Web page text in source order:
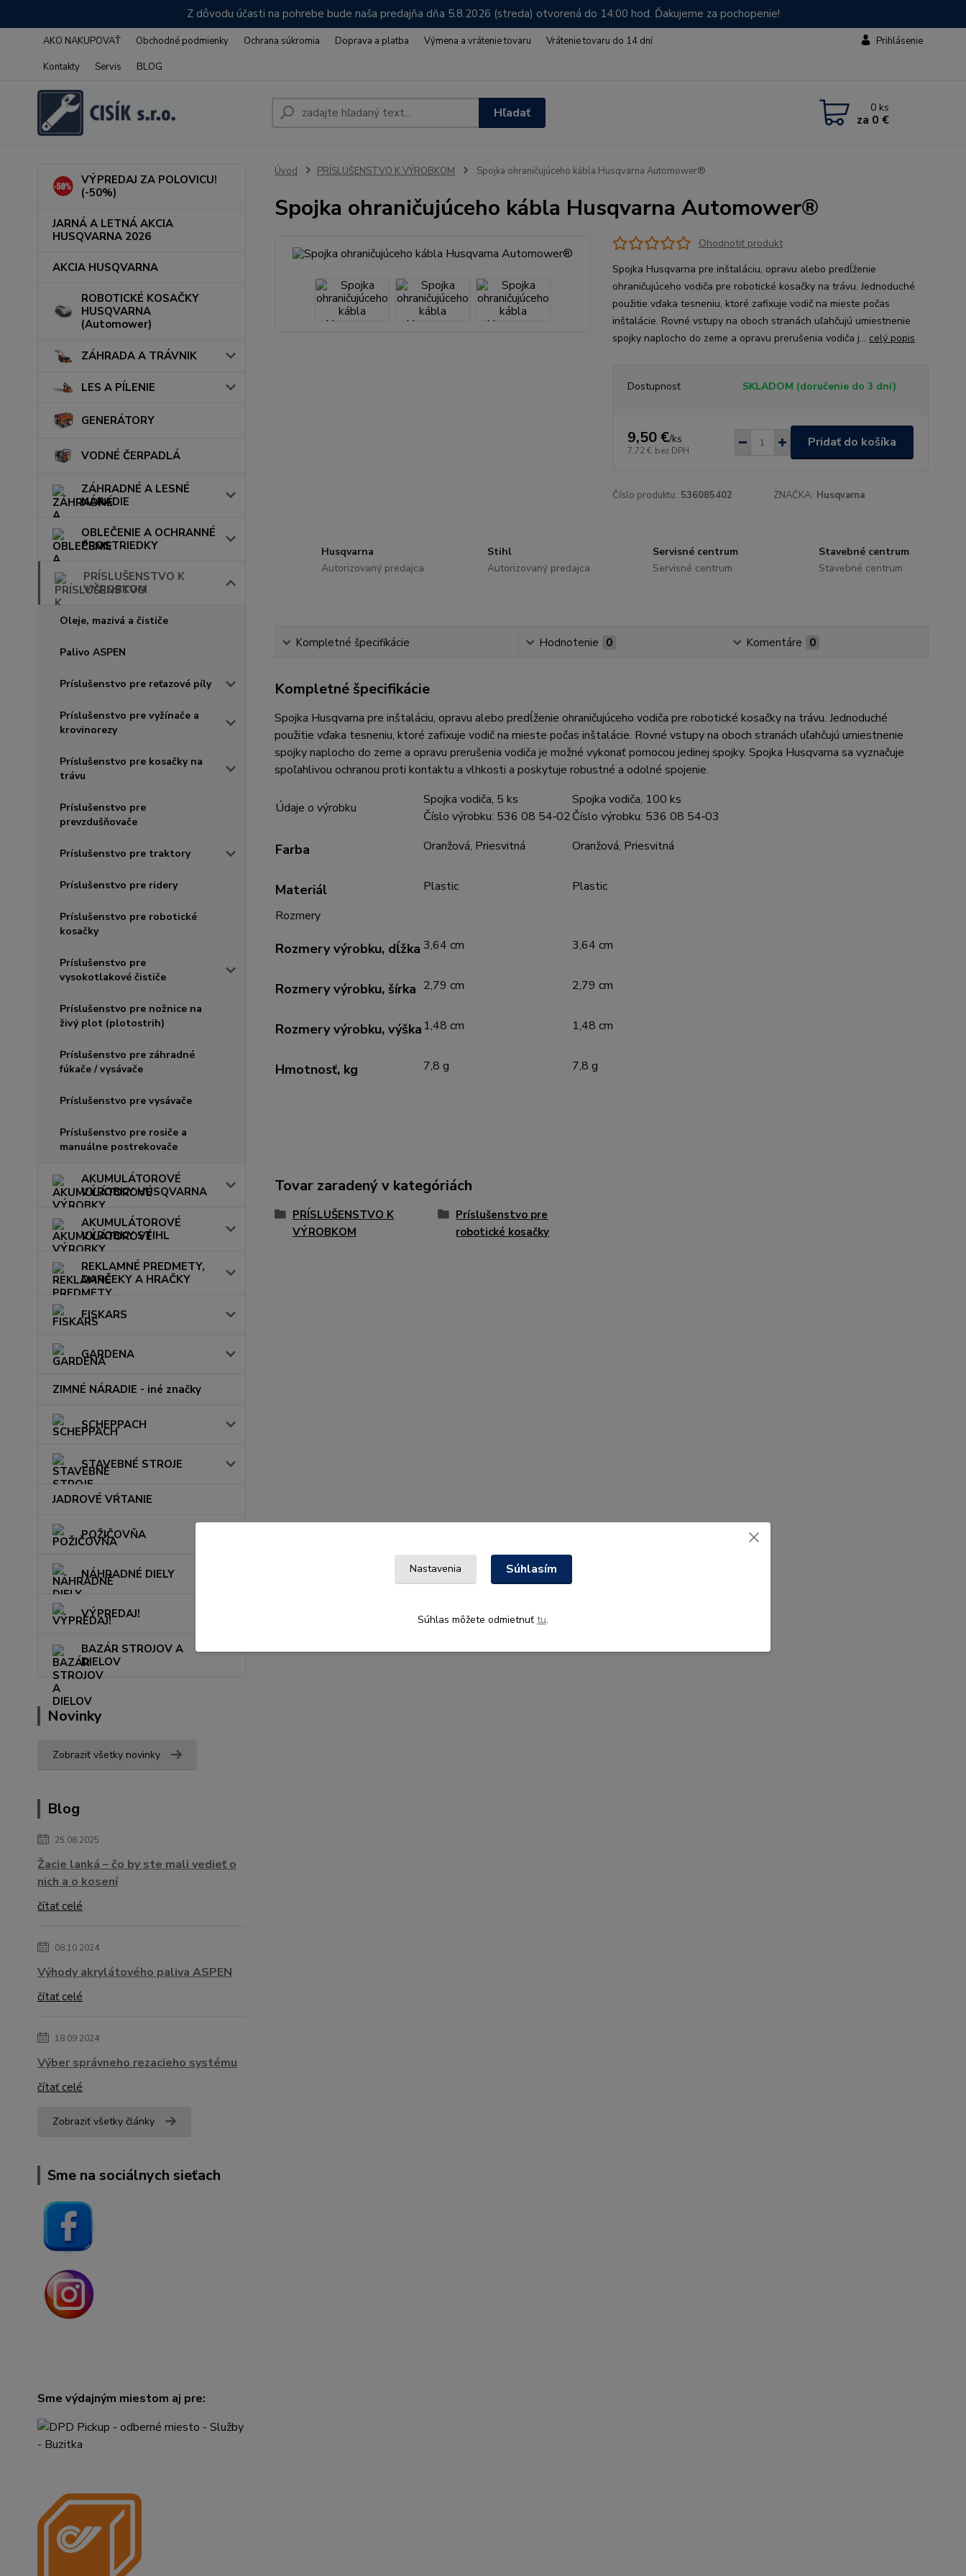
Z dôvodu účasti na pohrebe bude naša predajňa dňa 5.8.2026 (streda) otvorená do 14:00 hod. Ďakujeme za pochopenie!
AKO NAKUPOVAŤ Obchodné podmienky Ochrana súkromia Doprava a platba Výmena a vrátenie tovaru
Vrátenie tovaru do 14 dní
Kontakty
Servis BLOG
Prihlásenie
Hľadať 0 ks
za 0 €
VÝPREDAJ ZA POLOVICU!
(-50%)
JARNÁ A LETNÁ AKCIA
HUSQVARNA 2026
AKCIA HUSQVARNA
ROBOTICKÉ KOSAČKY
HUSQVARNA
(Automower)
ZÁHRADA A TRÁVNIK
LES A PÍLENIE
GENERÁTORY
VODNÉ ČERPADLÁ
ZÁHRADNÉ A LESNÉ
NÁRADIE
OBLEČENIE A OCHRANNÉ
PROSTRIEDKY
PRÍSLUŠENSTVO K
VÝROBKOM
Oleje, mazivá a čističe
Palivo ASPEN
Príslušenstvo pre reťazové píly
Príslušenstvo pre vyžínače a
krovinorezy
Príslušenstvo pre kosačky na
trávu
Príslušenstvo pre
prevzdušňovače
Príslušenstvo pre traktory
Príslušenstvo pre ridery
Príslušenstvo pre robotické
kosačky
Príslušenstvo pre
vysokotlakové čističe
Príslušenstvo pre nožnice na
živý plot (plotostrih)
Príslušenstvo pre záhradné
fúkače / vysávače
Príslušenstvo pre vysávače
Príslušenstvo pre rosiče a
manuálne postrekovače
AKUMULÁTOROVÉ
VÝROBKY HUSQVARNA
AKUMULÁTOROVÉ
VÝROBKY STIHL
REKLAMNÉ PREDMETY,
DARČEKY A HRAČKY
FISKARS
GARDENA
ZIMNÉ NÁRADIE - iné značky
SCHEPPACH
STAVEBNÉ STROJE
JADROVÉ VŔTANIE
POŽIČOVŇA
NÁHRADNÉ DIELY
VÝPREDAJ!
BAZÁR STROJOV A
DIELOV
Novinky
Zobraziť všetky novinky
Blog
25.08.2025
Žacie lanká – čo by ste mali vedieť o
nich a o kosení
čítať celé
08.10.2024
Výhody akrylátového paliva ASPEN
čítať celé
18.09.2024
Výber správneho rezacieho systému
čítať celé
Zobraziť všetky články
Sme na sociálnych sieťach
Sme výdajným miestom aj pre:
Úvod PRÍSLUŠENSTVO K VÝROBKOM Spojka ohraničujúceho kábla Husqvarna Automower®
Spojka ohraničujúceho kábla Husqvarna Automower®
Ohodnotiť produkt
Spojka Husqvarna pre inštaláciu, opravu alebo predĺženie
ohraničujúceho vodiča pre robotické kosačky na trávu. Jednoduché
použitie vďaka tesneniu, ktoré zafixuje vodič na mieste počas
inštalácie. Rovné vstupy na oboch stranách uľahčujú umiestnenie
spojky naplocho do zeme a opravu prerušenia vodiča j... celý popis
Dostupnosť SKLADOM (doručenie do 3 dní)
9,50 €/ks
7,72 € bez DPH
Pridať do košíka
Číslo produktu: 536085402 ZNAČKA: Husqvarna
Husqvarna
Autorizovaný predajca
Stihl
Autorizovaný predajca
Servisné centrum
Servisné centrum
Stavebné centrum
Stavebné centrum
Kompletné špecifikácie Hodnotenie 0 Komentáre 0
Kompletné špecifikácie
Spojka Husqvarna pre inštaláciu, opravu alebo predĺženie ohraničujúceho vodiča pre robotické kosačky na trávu. Jednoduché
použitie vďaka tesneniu, ktoré zafixuje vodič na mieste počas inštalácie. Rovné vstupy na oboch stranách uľahčujú umiestnenie
spojky naplocho do zeme a opravu prerušenia vodiča je možné vykonať pomocou jedinej spojky. Spojka Husqvarna sa vyznačuje
spoľahlivou ochranou proti kontaktu a vlhkosti a poskytuje robustné a odolné spojenie.
Údaje o výrobku
Spojka vodiča, 5 ks
Číslo výrobku: 536 08 54‑02
Spojka vodiča, 100 ks
Číslo výrobku: 536 08 54‑03
Farba Oranžová, Priesvitná Oranžová, Priesvitná
Materiál Plastic
Plastic
Rozmery
Rozmery výrobku, dĺžka 3,64 cm 3,64 cm
Rozmery výrobku, šírka 2,79 cm 2,79 cm
Rozmery výrobku, výška 1,48 cm 1,48 cm
Hmotnosť, kg 7,8 g 7,8 g
Tovar zaradený v kategóriách
PRÍSLUŠENSTVO K
VÝROBKOM
Príslušenstvo pre
robotické kosačky
Nastavenia Súhlasím
Súhlas môžete odmietnuť tu.